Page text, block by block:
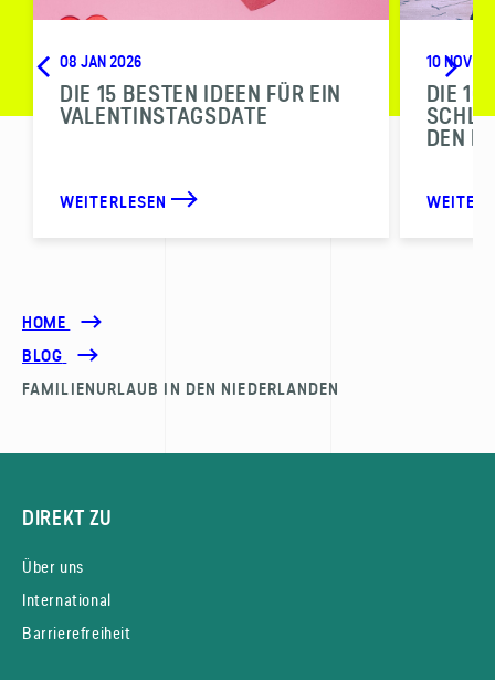
08 JAN 2026
DIE 15 BESTEN IDEEN FÜR EIN
VALENTINSTAGSDATE
WEITERLESEN
10 NOV
DIE 10
DEN
HOME
BLOG
FAMILIENURLAUB IN DEN NIEDERLANDEN
DIREKT ZU
Über uns
International
Barrierefreiheit